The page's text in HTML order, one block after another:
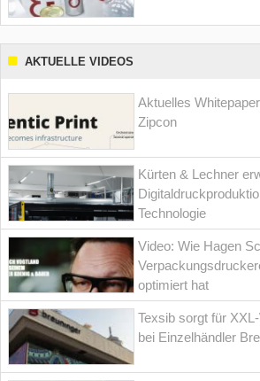
AKTUELLE VIDEOS
Aktuelles
Zipcon
Kürten & Lechner
Technologie
Video: Wie Hagen
optimiert hat
Texsib sorgt für
bei Einzelhändler